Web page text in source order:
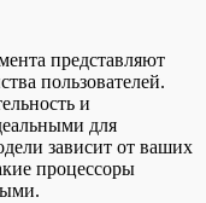
представляют
пользователей.
и
для
зависит от ваших
процессоры